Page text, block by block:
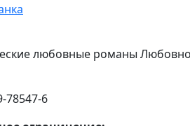
любовные романы
78547-6